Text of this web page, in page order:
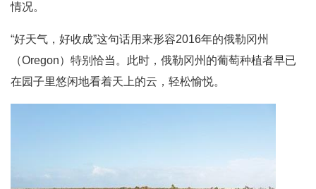
情况。
“好天气，好收成”这句话用来形容2016年的俄勒冈州
（Oregon）特别恰当。此时，俄勒冈州的葡萄种植者早已
在园子里悠闲地看着天上的云，轻松愉悦。